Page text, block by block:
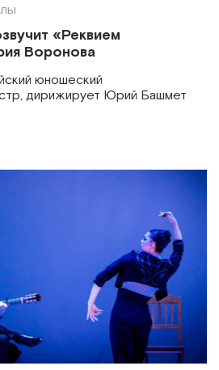
«Реквием
Воронова
юношеский
дирижирует Юрий Башмет